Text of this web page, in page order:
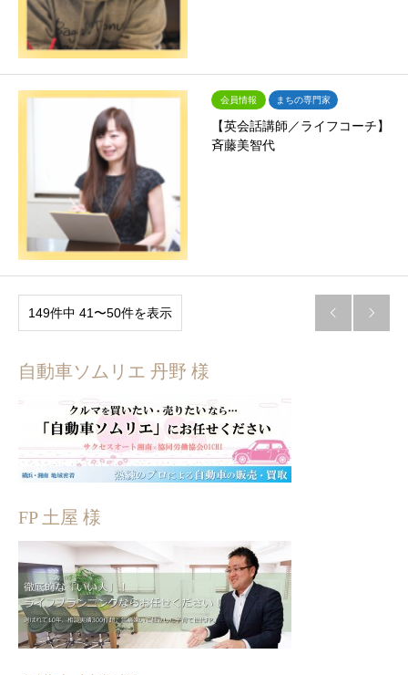
会員情報 まちの専門家
【英会話講師／ライフコーチ】
斉藤美智代
149件中 41〜50件を表示  
自動車ソムリエ 丹野 様
FP 土屋 様